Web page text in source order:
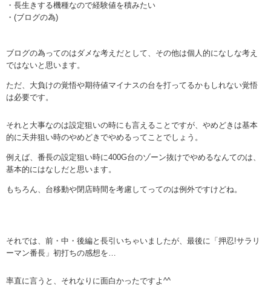
・長生きする機種なので経験値を積みたい
・(ブログの為)
ブログの為ってのはダメな考えだとして、その他は個人的になしな考え
ではないと思います。
ただ、大負けの覚悟や期待値マイナスの台を打ってるかもしれない覚悟
は必要です。
それと大事なのは設定狙いの時にも言えることですが、やめどきは基本
的に天井狙い時のやめどきでやめるってことでしょう。
例えば、番長の設定狙い時に400G台のゾーン抜けでやめるなんてのは、
基本的にはなしだと思います。
もちろん、台移動や閉店時間を考慮してってのは例外ですけどね。
それでは、前・中・後編と長引いちゃいましたが、最後に「押忍!サラリ
ーマン番長」初打ちの感想を…
率直に言うと、それなりに面白かったですよ^^